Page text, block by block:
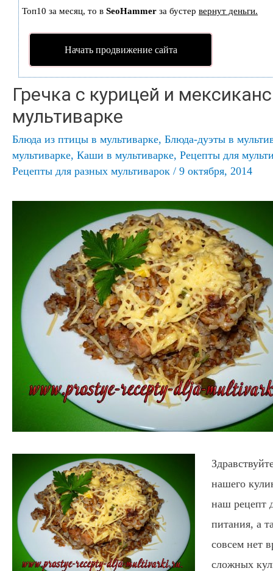
Топ10 за месяц, то в SeoHammer за бустер вернут деньги.
Начать продвижение сайта
Гречка с курицей и
мультиварке
Блюда из птицы в мультиварке, Блюда-дуэты в
мультиварке, Каши в мультиварке, Рецепты для
Рецепты для разных мультиварок / 9 октября, 2014
нашего
наш рецепт
питания, а
совсем нет
сложных